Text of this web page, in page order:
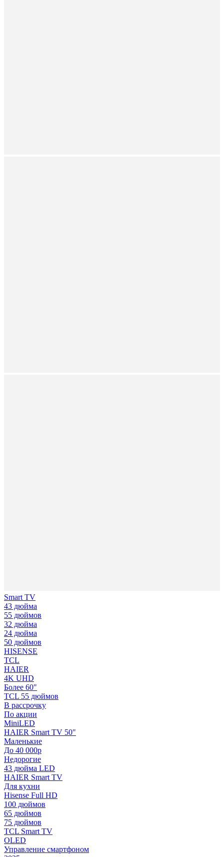
Smart TV
43 дюйма
55 дюймов
32 дюйма
24 дюйма
50 дюймов
HISENSE
TCL
HAIER
4K UHD
Более 60"
TCL 55 дюймов
В рассрочку
По акции
MiniLED
HAIER Smart TV 50"
Маленькие
До 40 000р
Недорогие
43 дюйма LED
HAIER Smart TV
Для кухни
Hisense Full HD
100 дюймов
65 дюймов
75 дюймов
TCL Smart TV
OLED
Управление смартфоном